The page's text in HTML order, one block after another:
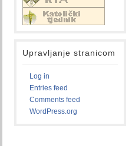
Upravljanje stranicom
Log in
Entries feed
Comments feed
WordPress.org